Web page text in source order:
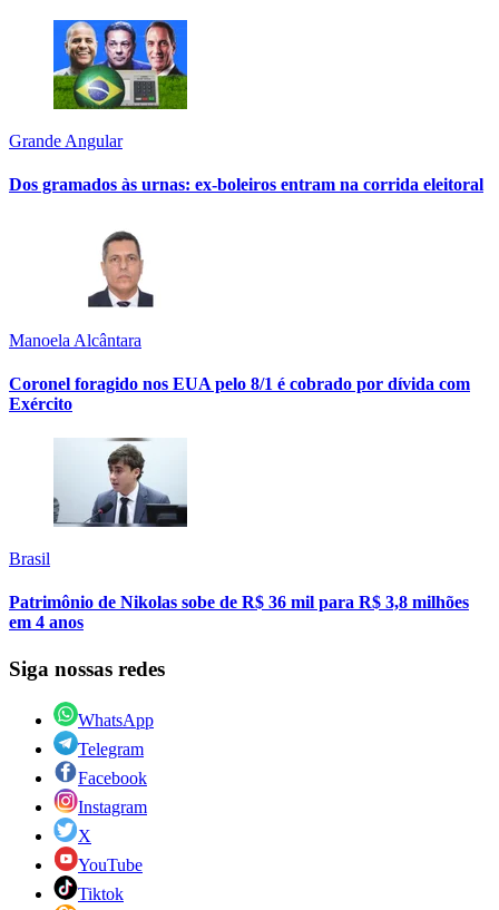
Grande Angular
Dos gramados às urnas: ex-boleiros entram na corrida eleitoral
Manoela Alcântara
Coronel foragido nos EUA pelo 8/1 é cobrado por dívida com
Exército
Brasil
Patrimônio de Nikolas sobe de R$ 36 mil para R$ 3,8 milhões
em 4 anos
Siga nossas redes
WhatsApp
Telegram
Facebook
Instagram
X
YouTube
Tiktok